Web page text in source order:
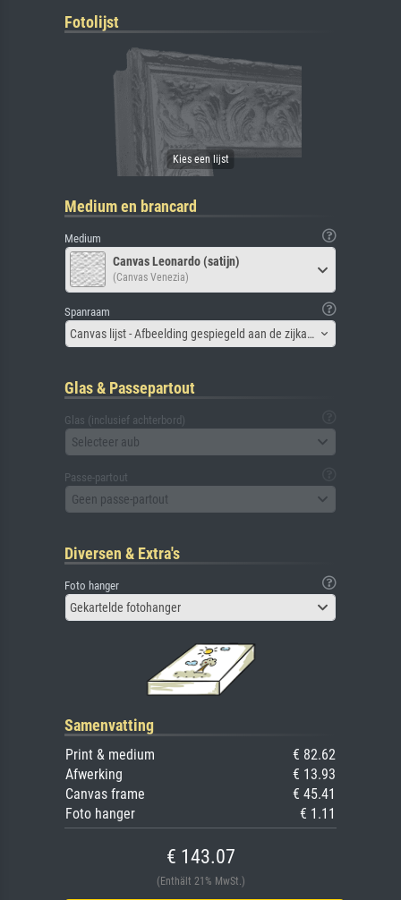
Fotolijst
Medium en brancard
Medium
Canvas Leonardo (satijn)
(Canvas Venezia)
Spanraam
Canvas lijst - Afbeelding gespiegeld aan de zijkant
Glas & Passepartout
Glas (inclusief achterbord)
Selecteer aub
Passe-partout
Geen passe-partout
Diversen & Extra's
Foto hanger
Gekartelde fotohanger
Samenvatting
Print & medium
€ 82.62
Afwerking
€ 13.93
Canvas frame
€ 45.41
Foto hanger
€ 1.11
€ 143.07
(Enthält 21% MwSt.)